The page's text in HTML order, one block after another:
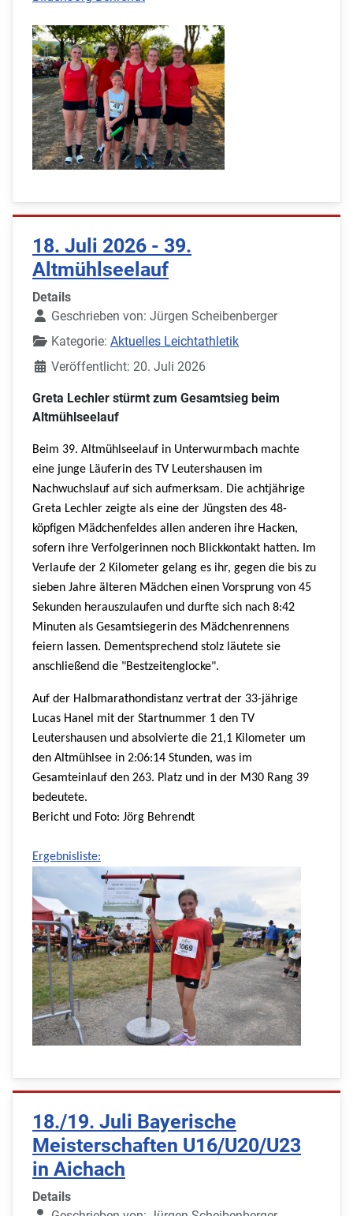
18. Juli 2026 - 39.
Altmühlseelauf
Details
Geschrieben von: Jürgen Scheibenberger
Kategorie: Aktuelles Leichtathletik
Veröffentlicht: 20. Juli 2026
Greta Lechler stürmt zum Gesamtsieg beim
Altmühlseelauf
Beim 39. Altmühlseelauf in Unterwurmbach machte
eine junge Läuferin des TV Leutershausen im
Nachwuchslauf auf sich aufmerksam. Die achtjährige
Greta Lechler zeigte als eine der Jüngsten des 48-
köpfigen Mädchenfeldes allen anderen ihre Hacken,
sofern ihre Verfolgerinnen noch Blickkontakt hatten. Im
Verlaufe der 2 Kilometer gelang es ihr, gegen die bis zu
sieben Jahre älteren Mädchen einen Vorsprung von 45
Sekunden herauszulaufen und durfte sich nach 8:42
Minuten als Gesamtsiegerin des Mädchenrennens
feiern lassen. Dementsprechend stolz läutete sie
anschließend die "Bestzeitenglocke".
Auf der Halbmarathondistanz vertrat der 33-jährige
Lucas Hanel mit der Startnummer 1 den TV
Leutershausen und absolvierte die 21,1 Kilometer um
den Altmühlsee in 2:06:14 Stunden, was im
Gesamteinlauf den 263. Platz und in der M30 Rang 39
bedeutete.
Bericht und Foto: Jörg Behrendt
Ergebnisliste:
18./19. Juli Bayerische
Meisterschaften U16/U20/U23
in Aichach
Details